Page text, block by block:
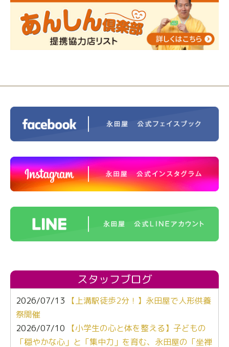
2023/12/16終活なるほど教室＠小さな家族葬ハウ
ス®上鶴間 エンディングノートを書いてみよう！
2023/11/29 永田屋創業110周年記念式典 レンブラ
ントホテル東京町田
スタッフブログ
2026/07/13
【上溝駅徒歩2分！】永田屋で人形供養
祭開催
2026/07/10
【小学生の心と体を整える】子どもの
「穏やかな心」と「集中力」を育む、永田屋の「坐禅